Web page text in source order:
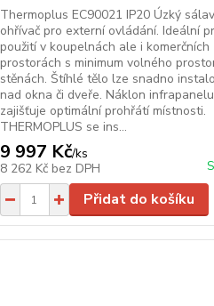
Thermoplus EC90021 IP20 Úzký
ohřívač pro externí ovládání. Ideální
použití v koupelnách ale i komerčních
prostorách s minimum volného
stěnách. Štíhlé tělo lze snadno
nad okna či dveře. Náklon infrapanelu
zajišťuje optimální prohřátí místnosti.
THERMOPLUS se ins...
9 997 Kč/ks
8 262 Kč bez DPH
Přidat do košíku